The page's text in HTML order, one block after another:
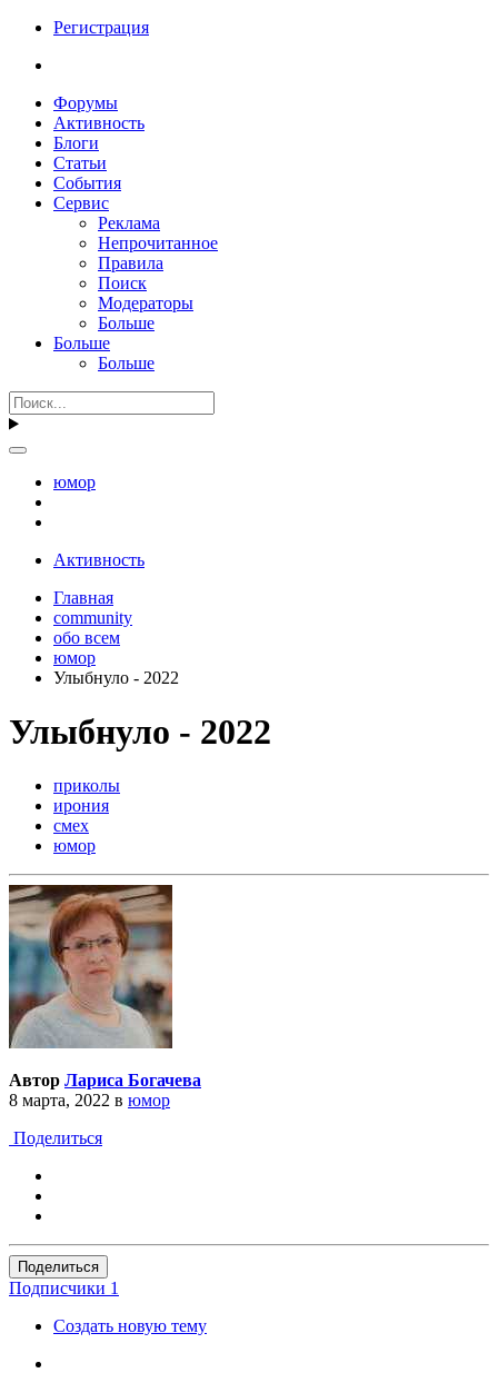
Регистрация
Форумы
Активность
Блоги
Статьи
События
Сервис
Реклама
Непрочитанное
Правила
Поиск
Модераторы
Больше
Больше
Больше
юмор
Активность
Главная
community
обо всем
юмор
Улыбнуло - 2022
Улыбнуло - 2022
приколы
ирония
смех
юмор
Автор Лариса Богачева
8 марта, 2022 в юмор
Поделиться
Поделиться
Подписчики 1
Создать новую тему